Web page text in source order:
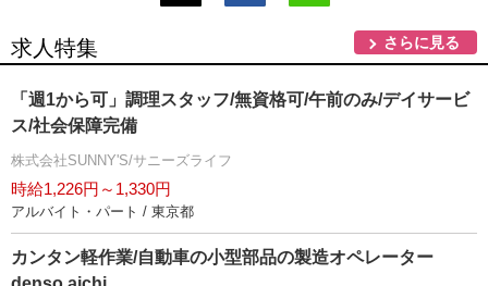
求人特集 さらに見る
「週1から可」調理スタッフ/無資格可/午前のみ/デイサービ
ス/社会保障完備
株式会社SUNNY'S/サニーズライフ
時給1,226円～1,330円
アルバイト・パート / 東京都
カンタン軽作業/自動車の小型部品の製造オペレーター